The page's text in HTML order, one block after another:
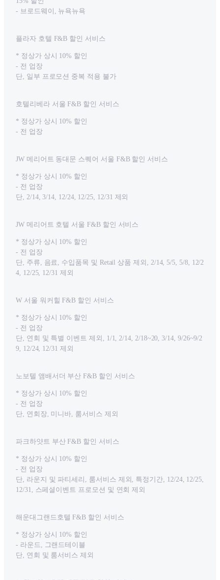
- 브로드웨이, 뉴욕뉴욕
플라자 호텔 F&B 할인 서비스
* 정상가 상시 10% 할인
- 전 업장
단, 일부 프로모션 중복 적용 불가
호텔리베라 서울 F&B 할인 서비스
* 정상가 상시 10% 할인
- 전 업장
JW 메리어트 동대문 스퀘어 서울 F&B 할인 서비스
* 정상가 상시 10% 할인
- 전 업장
단, 2/14, 3/14, 12/24, 12/25, 12/31 제외
JW 메리어트 호텔 서울 F&B 할인 서비스
* 정상가 상시 10% 할인
- 전 업장
단, 주류, 음료, 수입품목 및 Retail 상품 제외, 2/14, 5/5, 5/8, 12/2
4, 12/25, 12/31 제외
W 서울 워커힐 F&B 할인 서비스
* 정상가 상시 10% 할인
- 전 업장
단, 연회 및 특별 이벤트 제외, 1/1, 2/14, 2/18~20, 3/14, 9/26~9/2
9, 12/24, 12/31 제외
노보텔 앰배서더 부산 F&B 할인 서비스
* 정상가 상시 10% 할인
- 전 업장
단, 연회장, 미니바, 룸서비스 제외
파크하얏트 부산 F&B 할인 서비스
* 정상가 상시 10% 할인
- 전 업장
단, 라운지 및 파티세리, 룸서비스 제외, 특정기간, 12/24, 12/25,
12/31, 스페셜이벤트 프로모션 및 연회 제외
해운대그랜드호텔 F&B 할인 서비스
* 정상가 상시 10% 할인
- 라운드, 그랜드테이블
단, 연회 및 룸서비스 제외